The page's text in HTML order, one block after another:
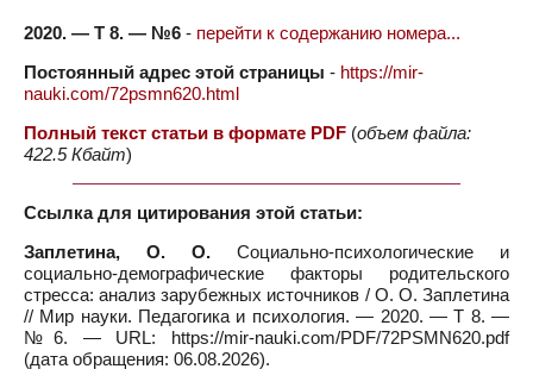
2020. — Т 8. — №6 - перейти к содержанию номера...
Постоянный адрес этой страницы - https://mir-
nauki.com/72psmn620.html
Полный текст статьи в формате PDF (объем файла:
422.5 Кбайт)
Ссылка для цитирования этой статьи:
Заплетина, О. О. Социально-психологические и
социально-демографические факторы родительского
стресса: анализ зарубежных источников / О. О. Заплетина
// Мир науки. Педагогика и психология. — 2020. — Т 8. —
№6. — URL: https://mir-nauki.com/PDF/72PSMN620.pdf
(дата обращения: 06.08.2026).